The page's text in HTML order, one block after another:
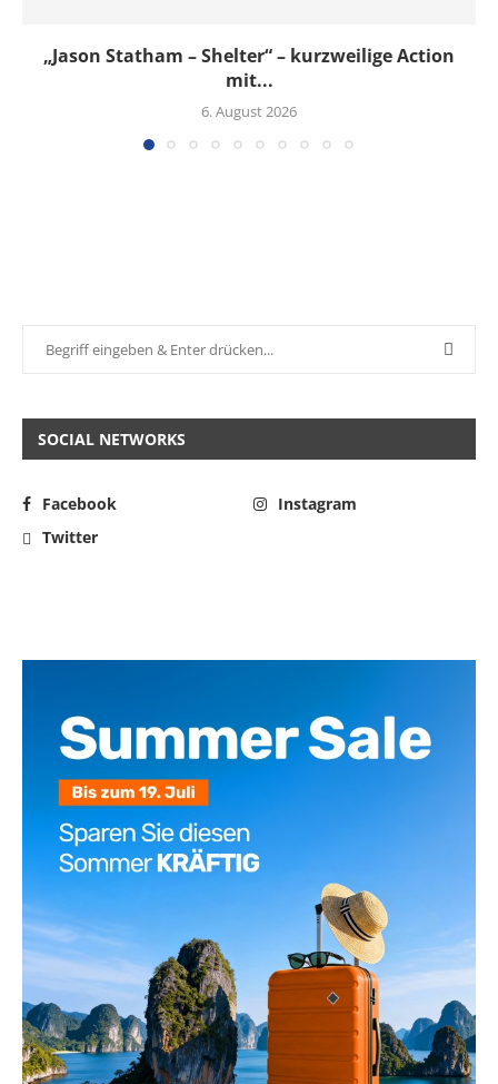
„Jason Statham – Shelter“ – kurzweilige Action
mit...
6. August 2026
SOCIAL NETWORKS
Facebook
Instagram
Twitter